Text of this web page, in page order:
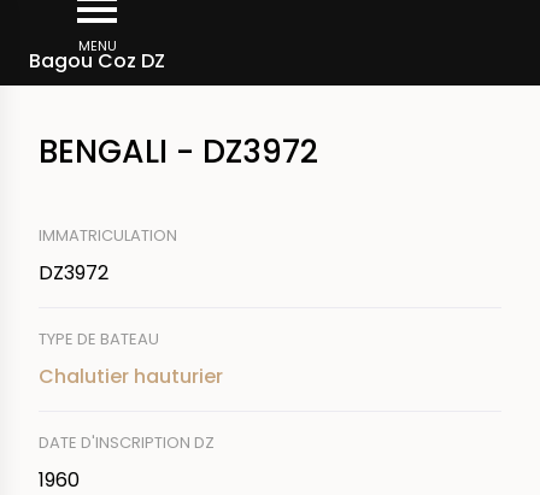
contenu
MENU
Bagou Coz DZ
d'Ariane
Rechercher un bateau
BENGALI - DZ3972
IMMATRICULATION
DZ3972
TYPE DE BATEAU
Chalutier hauturier
DATE D'INSCRIPTION DZ
1960